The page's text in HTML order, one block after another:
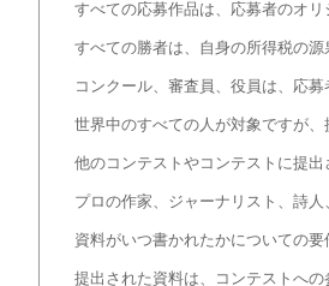
すべての応募作品は、応募者のオ
すべての勝者は、自身の所得税の
コンクール、審査員、役員は、応
世界中のすべての人が対象ですが、
他のコンテストやコンテストに提出
プロの作家、ジャーナリスト、詩
資料がいつ書かれたかについての要
提出された資料は、コンテストへ